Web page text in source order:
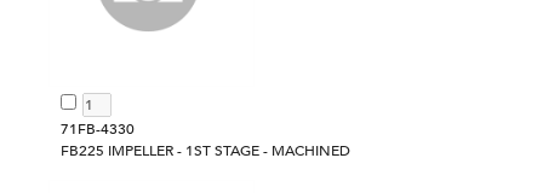
71FB-4330
FB225 IMPELLER - 1ST STAGE - MACHINED